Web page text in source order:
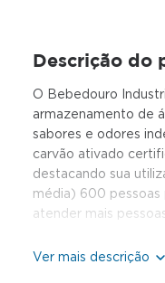
Descrição do
O Bebedouro
armazenamento de
sabores e odores
carvão ativado
destacando sua
média) 600 pessoas
atender mais
Características